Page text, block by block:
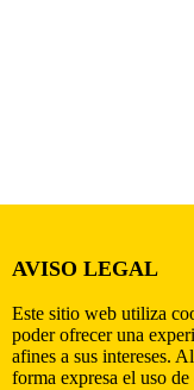
AVISO LEGAL
Este sitio web utiliza
poder ofrecer una
afines a sus intereses.
forma expresa el uso